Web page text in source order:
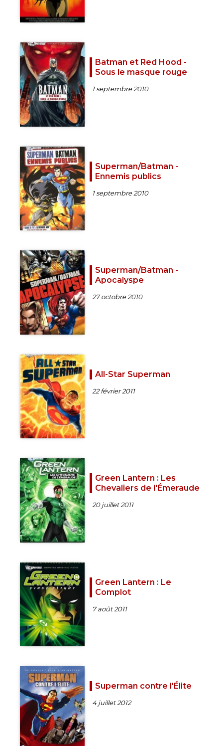
Batman et Red Hood -
Sous le masque rouge
1 septembre 2010
Superman/Batman -
Ennemis publics
1 septembre 2010
Superman/Batman -
Apocalyspe
27 octobre 2010
All-Star Superman
22 février 2011
Green Lantern : Les
Chevaliers de l'Émeraude
20 juillet 2011
Green Lantern : Le
Complot
7 août 2011
Superman contre l'Élite
4 juillet 2012